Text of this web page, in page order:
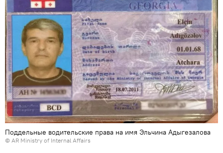
Поддельные водительские права на имя Эльчина Адыгезалова
© AR Ministry of Internal Affairs